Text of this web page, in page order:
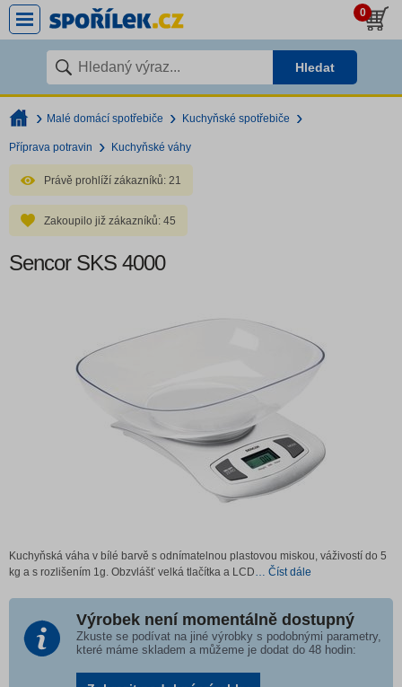
0
Hledat
Malé domácí spotřebiče Kuchyňské spotřebiče
Příprava potravin Kuchyňské váhy
Právě prohlíží zákazníků: 21
Zakoupilo již zákazníků: 45
Sencor SKS 4000
Kuchyňská váha v bílé barvě s odnímatelnou plastovou miskou, váživostí do 5
kg a s rozlišením 1g. Obzvlášť velká tlačítka a LCD… Číst dále
Výrobek není momentálně dostupný
Zkuste se podívat na jiné výrobky s podobnými parametry,
které máme skladem a můžeme je dodat do 48 hodin: